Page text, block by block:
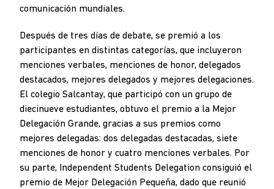
comunicación mundiales.
Después de tres días de debate, se premió a los
participantes en distintas categorías, que incluyeron
menciones verbales, menciones de honor, delegados
destacados, mejores delegados y mejores delegaciones.
El colegio Salcantay, que participó con un grupo de
diecinueve estudiantes, obtuvo el premio a la Mejor
Delegación Grande, gracias a sus premios como
mejores delegadas: dos delegadas destacadas, siete
menciones de honor y cuatro menciones verbales. Por
su parte, Independent Students Delegation consiguió el
premio de Mejor Delegación Pequeña, dado que reunió